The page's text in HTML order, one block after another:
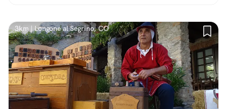
3km | Longone al Segrino, CO